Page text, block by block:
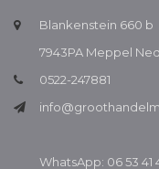
Blankenstein 660 b
7943PA Meppel
0522-247881
WhatsApp: 06 53 41